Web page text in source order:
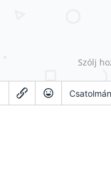
Szólj